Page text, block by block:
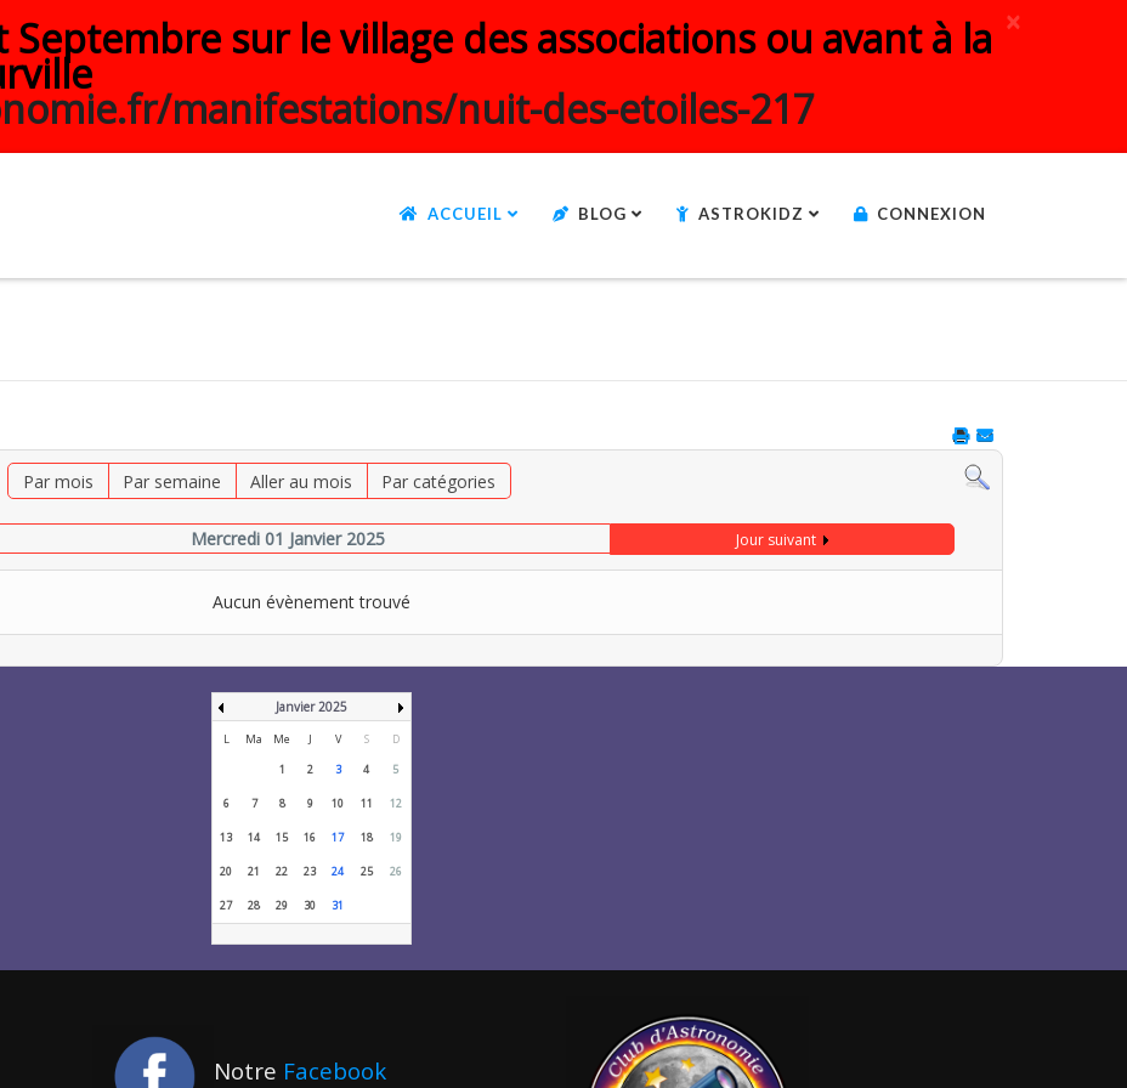
×
sur le village des associations ou avant à la
manifestations/nuit-des-etoiles-217
ACCUEIL BLOG ASTROKIDZ CONNEXION
Par mois Par semaine Aller au mois Par catégories
Mercredi 01 Janvier 2025 Jour suivant
Aucun évènement trouvé
Janvier 2025
L Ma Me J V S
D
1
2 3 4 5
6 7 8 9 10 11 12
13 14 15 16 17 18 19
20 21 22 23 24 25 26
27 28 29 30 31
Notre Facebook